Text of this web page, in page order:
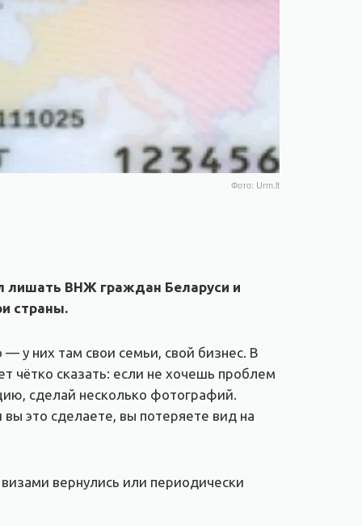
Фото: Urm.lt
лишать ВНЖ граждан Беларуси и
страны.
у них там свои семьи, свой бизнес. В
сказать: если не хочешь проблем
сделай несколько фотографий.
это сделаете, вы потеряете вид на
вернулись или периодически